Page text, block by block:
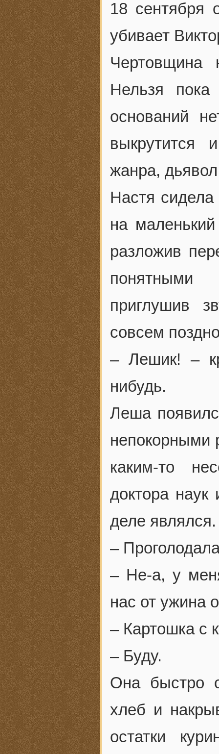
18 сентября
убивает
Чертовщина
Нельзя пока
оснований
выкрутится
жанра,
Настя
на
разложив
приглушив
совсем
– Лешик! –
нибудь.
Леша
непокорными
каким-то
доктора
деле являлся.
–
– Не-а, у
нас от ужина
– Картошка с
– Буду.
Она быстро
хлеб и
остатки